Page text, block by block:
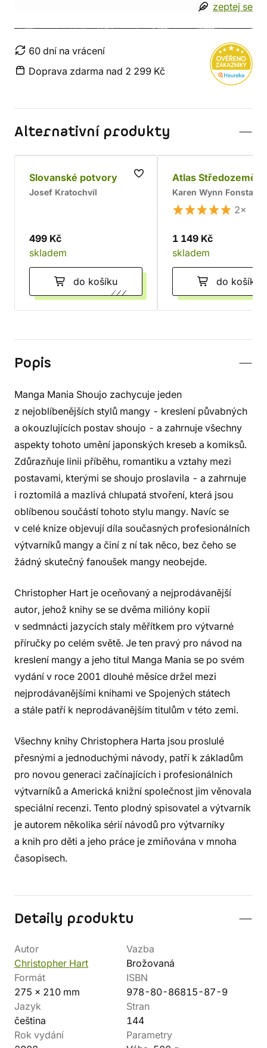
zeptej se
60 dní na vrácení
Doprava zdarma nad 2 299 Kč
Alternativní produkty
Slovanské potvory
Josef Kratochvíl
499 Kč
skladem
do košíku
Atlas Středozemě
Karen Wynn Fonstad
2×
1 149 Kč
skladem
do košíku
Popis
Manga Mania Shoujo zachycuje jeden
z nejoblíbenějších stylů mangy - kreslení půvabných
a okouzlujících postav shoujo - a zahrnuje všechny
aspekty tohoto umění japonských kreseb a komiksů.
Zdůrazňuje linii příběhu, romantiku a vztahy mezi
postavami, kterými se shoujo proslavila - a zahrnuje
i roztomilá a mazlivá chlupatá stvoření, která jsou
oblíbenou součástí tohoto stylu mangy. Navíc se
v celé knize objevují díla současných profesionálních
výtvarníků mangy a činí z ní tak něco, bez čeho se
žádný skutečný fanoušek mangy neobejde.
Christopher Hart je oceňovaný a nejprodávanější
autor, jehož knihy se se dvěma milióny kopií
v sedmnácti jazycích staly měřítkem pro výtvarné
příručky po celém světě. Je ten pravý pro návod na
kreslení mangy a jeho titul Manga Mania se po svém
vydání v roce 2001 dlouhé měsíce držel mezi
nejprodávanějšími knihami ve Spojených státech
a stále patří k neprodávanějším titulům v této zemi.
Všechny knihy Christophera Harta jsou proslulé
přesnými a jednoduchými návody, patří k základům
pro novou generaci začínajících i profesionálních
výtvarníků a Americká knižní společnost jim věnovala
speciální recenzi. Tento plodný spisovatel a výtvarník
je autorem několika sérií návodů pro výtvarníky
a knih pro děti a jeho práce je zmiňována v mnoha
časopisech.
Detaily produktu
Autor
Christopher Hart
Vazba
Brožovaná
Formát
275 x 210 mm
ISBN
978-80-86815-87-9
Jazyk
čeština
Stran
144
Rok vydání
Parametry